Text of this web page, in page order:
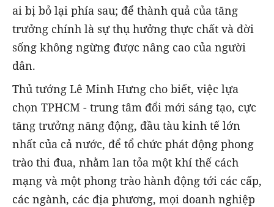
ai bị bỏ lại phía sau; để thành quả của tăng
trưởng chính là sự thụ hưởng thực chất và đời
sống không ngừng được nâng cao của người
dân.
Thủ tướng Lê Minh Hưng cho biết, việc lựa
chọn TPHCM - trung tâm đổi mới sáng tạo, cực
tăng trưởng năng động, đầu tàu kinh tế lớn
nhất của cả nước, để tổ chức phát động phong
trào thi đua, nhằm lan tỏa một khí thế cách
mạng và một phong trào hành động tới các cấp,
các ngành, các địa phương, mọi doanh nghiệp